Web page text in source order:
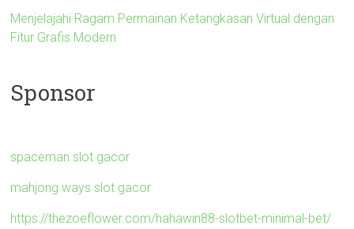
Menjelajahi Ragam Permainan Ketangkasan Virtual dengan
Fitur Grafis Modern
Sponsor
spaceman slot gacor
mahjong ways slot gacor
https://thezoeflower.com/hahawin88-slotbet-minimal-bet/